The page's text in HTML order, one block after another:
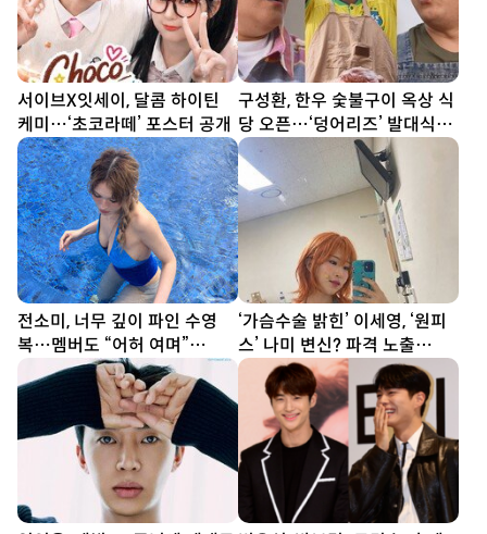
서이브X잇세이, 달콤 하이틴
케미…‘초코라떼’ 포스터 공개
구성환, 한우 숯불구이 옥상 식
당 오픈…‘덩어리즈’ 발대식
(나혼산)
전소미, 너무 깊이 파인 수영
복…멤버도 “어허 여며”
[DA★]
‘가슴수술 밝힌’ 이세영, ‘원피
스’ 나미 변신? 파격 노출
[DA★]